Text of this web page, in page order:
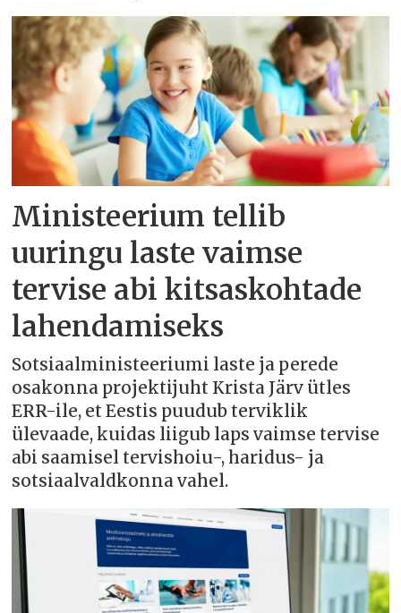
Ministeerium tellib
uuringu laste vaimse
tervise abi kitsaskohtade
lahendamiseks
Sotsiaalministeeriumi laste ja perede
osakonna projektijuht Krista Järv ütles
ERR-ile, et Eestis puudub terviklik
ülevaade, kuidas liigub laps vaimse tervise
abi saamisel tervishoiu-, haridus- ja
sotsiaalvaldkonna vahel.